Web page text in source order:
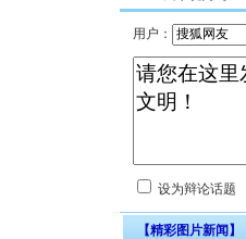
用户：
设为辩论话题
【精彩图片新闻】